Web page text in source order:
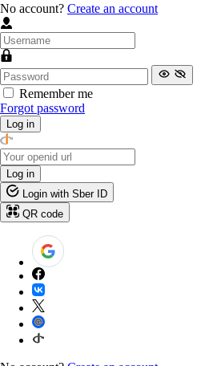
No account? Create an account
Remember me
Forgot password
Log in
Log in
Login with Sber ID
QR code